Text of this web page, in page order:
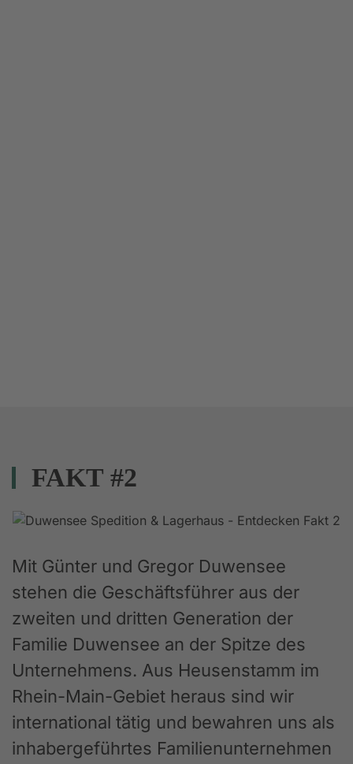
FAKT #2
Mit Günter und Gregor Duwensee
stehen die Geschäftsführer aus der
zweiten und dritten Generation der
Familie Duwensee an der Spitze des
Unternehmens. Aus Heusenstamm im
Rhein-Main-Gebiet heraus sind wir
international tätig und bewahren uns als
inhabergeführtes Familienunternehmen